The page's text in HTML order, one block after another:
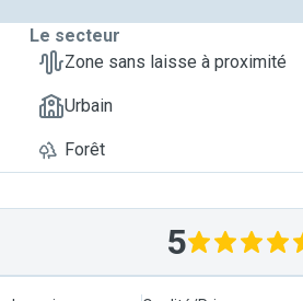
Le secteur
Zone sans laisse à proximité
Urbain
Forêt
5